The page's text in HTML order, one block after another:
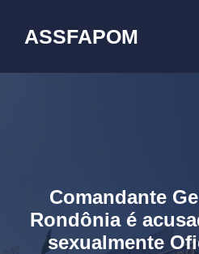
conteúdo
ASSFAPOM
Comandante
Rondônia é
sexualmente